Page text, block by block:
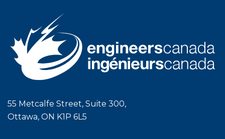
55 Metcalfe Street, Suite 300,
Ottawa, ON K1P 6L5